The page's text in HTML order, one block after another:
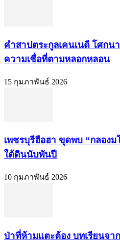
คำสาปตระกูลเคนเนดี โศกน
ความเชื่อที่ตามหลอกหลอน
15 กุมภาพันธ์ 2026
เพชรบุรีฮือฮา ขุดพบ “กลอง
ใต้ดินนับพันปี
10 กุมภาพันธ์ 2026
ป่าที่ห้ามแตะต้อง บทเรียนจา